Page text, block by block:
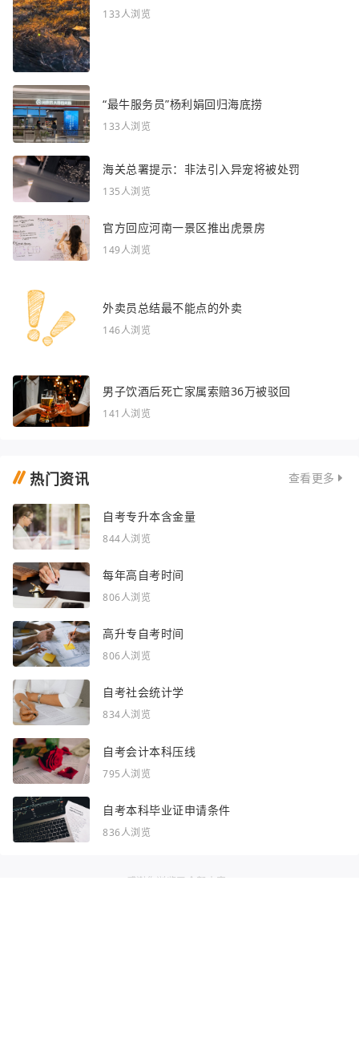
133人浏览
“最牛服务员”杨利娟回归海底捞
133人浏览
海关总署提示：非法引入异宠将被处罚
135人浏览
官方回应河南一景区推出虎景房
149人浏览
外卖员总结最不能点的外卖
146人浏览
男子饮酒后死亡家属索赔36万被驳回
141人浏览
热门资讯 查看更多
自考专升本含金量
844人浏览
每年高自考时间
806人浏览
高升专自考时间
806人浏览
自考社会统计学
834人浏览
自考会计本科压线
795人浏览
自考本科毕业证申请条件
836人浏览
感谢你浏览了全部内容~